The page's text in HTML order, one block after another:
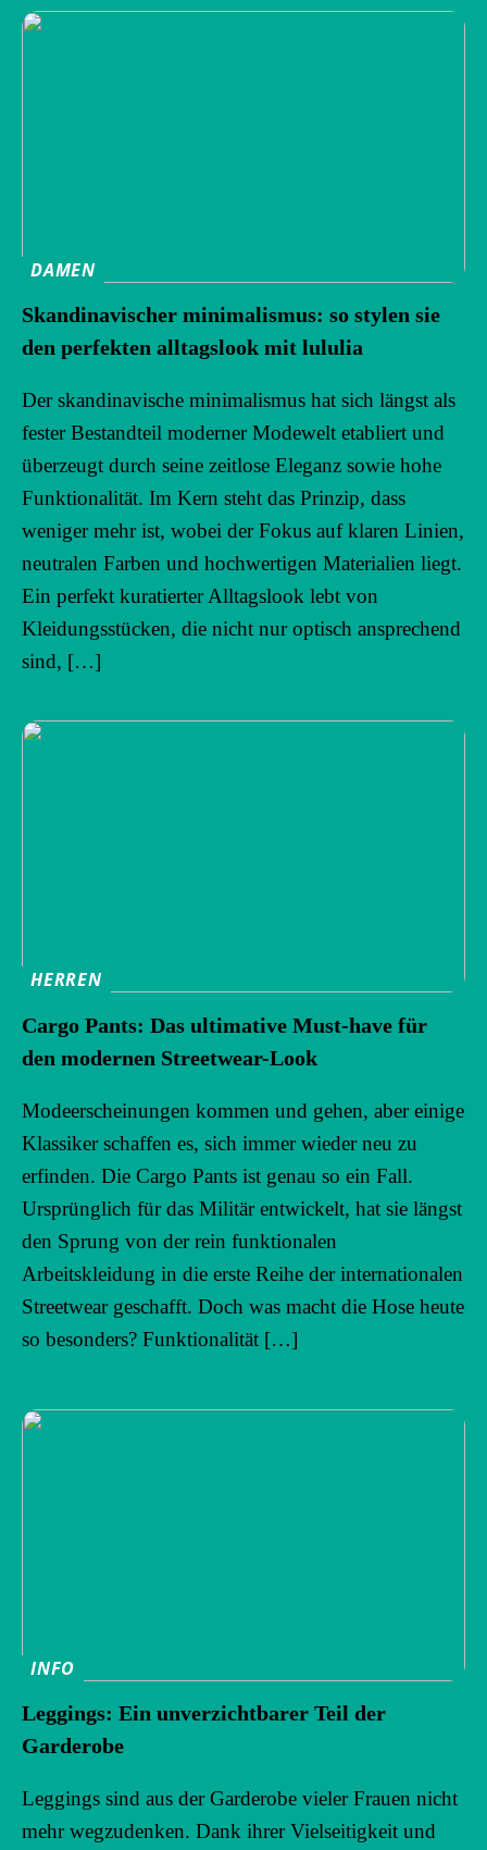
DAMEN
Skandinavischer minimalismus: so stylen sie
den perfekten alltagslook mit lululia
Der skandinavische minimalismus hat sich längst als
fester Bestandteil moderner Modewelt etabliert und
überzeugt durch seine zeitlose Eleganz sowie hohe
Funktionalität. Im Kern steht das Prinzip, dass
weniger mehr ist, wobei der Fokus auf klaren Linien,
neutralen Farben und hochwertigen Materialien liegt.
Ein perfekt kuratierter Alltagslook lebt von
Kleidungsstücken, die nicht nur optisch ansprechend
sind, […]
HERREN
Cargo Pants: Das ultimative Must-have für
den modernen Streetwear-Look
Modeerscheinungen kommen und gehen, aber einige
Klassiker schaffen es, sich immer wieder neu zu
erfinden. Die Cargo Pants ist genau so ein Fall.
Ursprünglich für das Militär entwickelt, hat sie längst
den Sprung von der rein funktionalen
Arbeitskleidung in die erste Reihe der internationalen
Streetwear geschafft. Doch was macht die Hose heute
so besonders? Funktionalität […]
INFO
Leggings: Ein unverzichtbarer Teil der
Garderobe
Leggings sind aus der Garderobe vieler Frauen nicht
mehr wegzudenken. Dank ihrer Vielseitigkeit und